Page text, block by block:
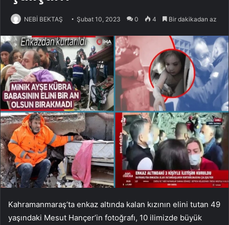
NEBİ BEKTAŞ Şubat 10, 2023 0 4 Bir dakikadan az
Kahramanmaraş’ta enkaz altında kalan kızının elini tutan 49
yaşındaki Mesut Hançer’in fotoğrafı, 10 ilimizde büyük